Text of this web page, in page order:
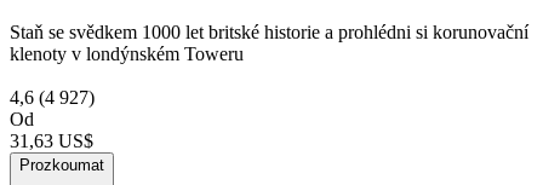
Staň se svědkem 1000 let britské historie a prohlédni si korunovační
klenoty v londýnském Toweru
4,6 (4 927)
Od
31,63 US$
Prozkoumat